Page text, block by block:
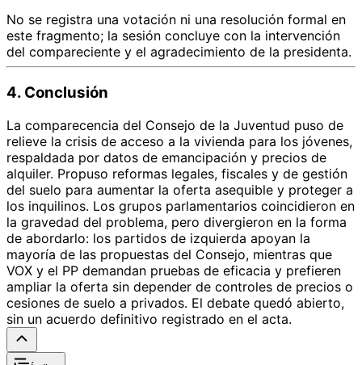
No se registra una votación ni una resolución formal en
este fragmento; la sesión concluye con la intervención
del compareciente y el agradecimiento de la presidenta.
4. Conclusión
La comparecencia del Consejo de la Juventud puso de
relieve la crisis de acceso a la vivienda para los jóvenes,
respaldada por datos de emancipación y precios de
alquiler. Propuso reformas legales, fiscales y de gestión
del suelo para aumentar la oferta asequible y proteger a
los inquilinos. Los grupos parlamentarios coincidieron en
la gravedad del problema, pero divergieron en la forma
de abordarlo: los partidos de izquierda apoyan la
mayoría de las propuestas del Consejo, mientras que
VOX y el PP demandan pruebas de eficacia y prefieren
ampliar la oferta sin depender de controles de precios o
cesiones de suelo a privados. El debate quedó abierto,
sin un acuerdo definitivo registrado en el acta.